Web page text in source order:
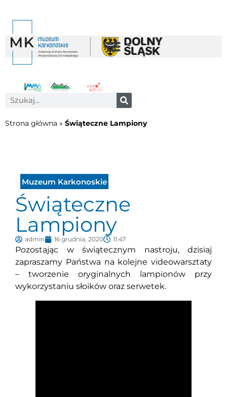
Strona główna » Świąteczne Lampiony
Muzeum Karkonoskie
Świąteczne
Lampiony
admin 16 grudnia, 2020 11:47
Pozostając w świątecznym nastroju, dzisiaj
zapraszamy Państwa na kolejne videowarsztaty
– tworzenie oryginalnych lampionów przy
wykorzystaniu słoików oraz serwetek.